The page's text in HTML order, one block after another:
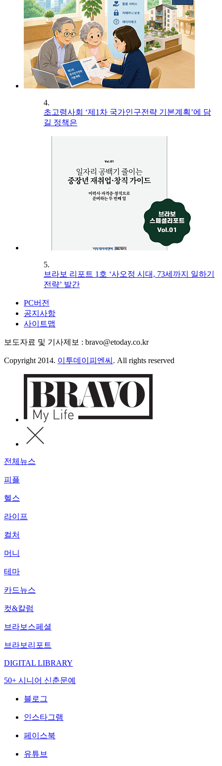
4.
초고령사회 ‘제1차 국가인구전략 기본계획’에 담
길 정책은
5.
브라보 리포트 1호 ‘사오정 시대, 73세까지 일하기
전략’ 발간
PC버전
공지사항
사이트맵
보도자료 및 기사제보 : bravo@etoday.co.kr
Copyright 2014. 이투데이피엔씨 . All rights reserved
전체뉴스
피플
헬스
라이프
컬처
머니
테마
카드뉴스
컷&칼럼
브라보스페셜
브라보리포트
DIGITAL LIBRARY
50+ 시니어 신춘문예
블로그
인스타그램
페이스북
유튜브